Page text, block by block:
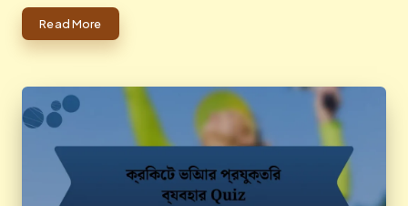
Read More